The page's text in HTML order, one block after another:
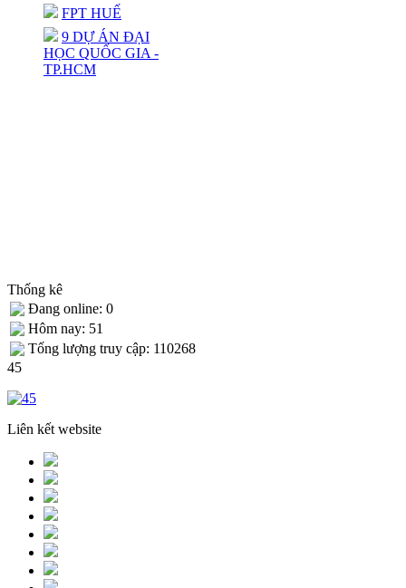
FPT HUẾ
9 DỰ ÁN ĐẠI
HỌC QUỐC GIA -
TP.HCM
Thống kê
Đang online: 0
Hôm nay: 51
Tống lượng truy cập: 110268
45
Liên kết website